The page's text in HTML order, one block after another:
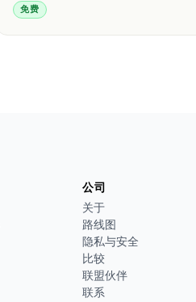
免费
公司
关于
路线图
隐私与安全
比较
联盟伙伴
联系